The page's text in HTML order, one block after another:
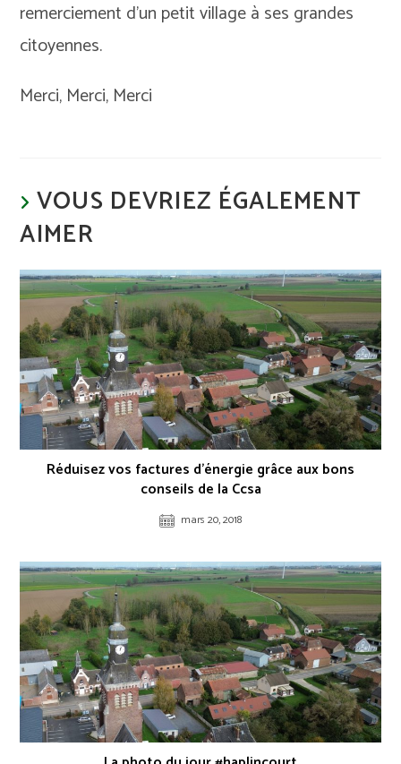
remerciement d’un petit village à ses grandes
citoyennes.
Merci, Merci, Merci
VOUS DEVRIEZ ÉGALEMENT
AIMER
Réduisez vos factures d’énergie grâce aux bons
conseils de la Ccsa
mars 20, 2018